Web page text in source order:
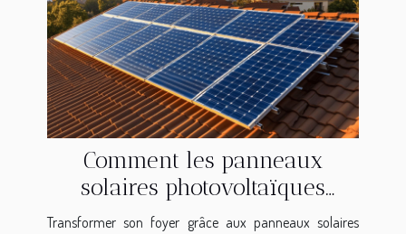
Comment les panneaux
solaires photovoltaïques
transforment-ils votre foyer ?
Transformer son foyer grâce aux panneaux solaires